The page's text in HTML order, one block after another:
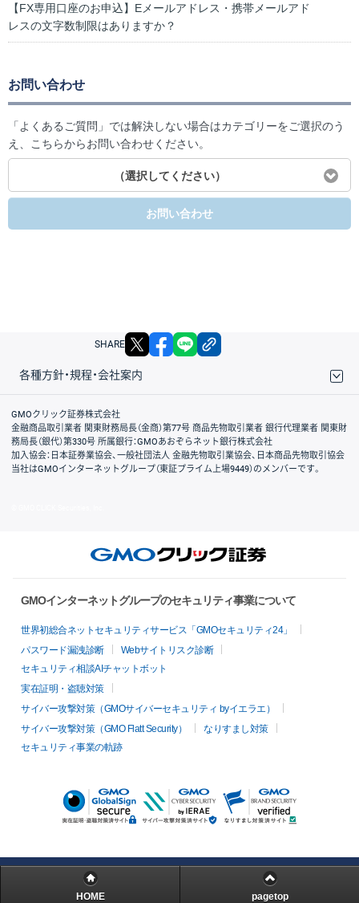
【FX専用口座のお申込】Eメールアドレス・携帯メールアド
レスの文字数制限はありますか？
お問い合わせ
「よくあるご質問」では解決しない場合はカテゴリーをご選択のう
え、こちらからお問い合わせください。
（選択してください）
お問い合わせ
SHARE X facebook
各種方針・規程・会社案内
取引規程・約款
サイトマップ
その他のご案内
個人情報保護方針
最良執行方針
サイトのご利用について
ディスクレイマー
信託保全
リスク説明
会社案内
GMOクリック証券株式会社
金融商品取引業者 関東財務局長（金商）第77号 商品先物取引業者 銀行代理業者 関東財
務局長（銀代）第330号 所属銀行：GMOあおぞらネット銀行株式会社
加入協会：日本証券業協会、一般社団法人 金融先物取引業協会、日本商品先物取引協会
当社はGMOインターネットグループ（東証プライム上場9449）のメンバーです。
GMOインターネットグループのセキュリティ事業について
世界初総合ネットセキュリティサービス「GMOセキュリティ24」
パスワード漏洩診断
Webサイトリスク診断
セキュリティ相談AIチャットボット
実在証明・盗聴対策
サイバー攻撃対策（GMOサイバーセキュリティ byイエラエ）
サイバー攻撃対策（GMO Flatt Security）
なりすまし対策
セキュリティ事業の軌跡
HOME pagetop